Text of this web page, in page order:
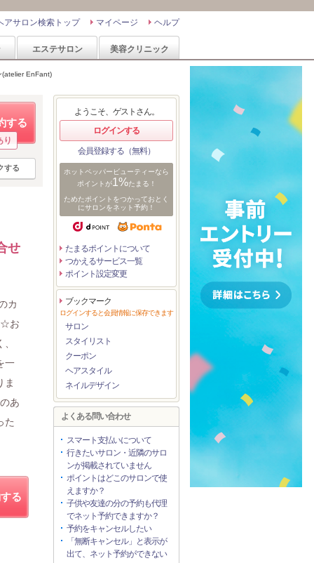
ヘルプ
マイページ
アサロン検索トップ
エステサロン 美容クリニック
(atelier EnFant)
する
り
する
せ
カ
☆お
一
ま
あ
た
る
ようこそ、ゲストさん。
ログインする
会員登録する（無料）
ホットペッパービューティーなら
ポイントが1%たまる！
ためたポイントをつかっておとく
にサロンをネット予約！
たまるポイントについて
つかえるサービス一覧
ポイント設定変更
ブックマーク
ログインすると会員情報に保存できます
サロン
スタイリスト
クーポン
ヘアスタイル
ネイルデザイン
よくある問い合わせ
スマート支払いについて
行きたいサロン・近隣のサロ
ンが掲載されていません
ポイントはどこのサロンで使
えますか？
子供や友達の分の予約も代理
でネット予約できますか？
予約をキャンセルしたい
「無断キャンセル」と表示が
出て、ネット予約ができない